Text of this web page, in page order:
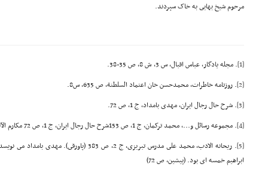
مرحوم شیخ بهایى به خاک سپردند.
[1] . مجله یادگار، عباس اقبال، س 3، ش 8، ص 35-38.
[2] . روزنامه خاطرات، محمدحسن خان اعتماد السلطنة، ص 635، س8.
[3] . شرح حال رجال ایران، مهدى بامداد، ج 1، ص 72.
[4] . مجموعه رسائل و...، محمد ترکمان، ج 1، ص 153شرح حال رجال ایران، ج 1، ص 72 مکارم الآثار، ج 5، ص 1597.
[5]
. ریحانه الادب، محمد على مدرس تبریزى، ج 2، ص 383
ابراهیم خمسه اى بود. (پیشین، ص 72)